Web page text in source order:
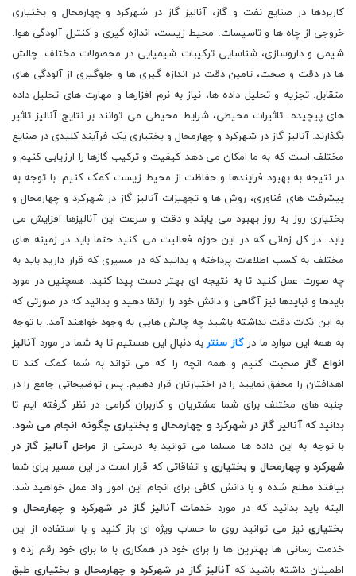
کاربردها در صنایع نفت و گاز، آنالیز گاز در شهرکرد و چهارمحال و بختیاری
خروجی از چاه ها و تاسیسات. محیط زیست، اندازه گیری و کنترل آلودگی هوا.
شیمی و داروسازی، شناسایی ترکیبات شیمیایی در محصولات مختلف. چالش
ها در دقت و صحت، تامین دقت در اندازه گیری ها و جلوگیری از آلودگی های
متقابل. تجزیه و تحلیل داده ها، نیاز به نرم افزارها و مهارت های تحلیل داده
های پیچیده. تاثیرات محیطی، شرایط محیطی می توانند بر نتایج آنالیز تاثیر
بگذارند. آنالیز گاز در شهرکرد و چهارمحال و بختیاری یک فرآیند کلیدی در صنایع
مختلف است که به ما امکان می دهد کیفیت و ترکیب گازها را ارزیابی کنیم و
در نتیجه به بهبود فرایندها و حفاظت از محیط زیست کمک کنیم. با توجه به
پیشرفت های فناوری، روش ها و تجهیزات آنالیز گاز در شهرکرد و چهارمحال و
بختیاری روز به روز بهبود می یابند و دقت و سرعت این آنالیزها افزایش می
یابد. در کل زمانی که در این حوزه فعالیت می کنید حتما باید در زمینه های
مختلف به کسب اطلاعات پرداخته و بدانید که در مسیری که قرار دارید باید به
چه صورت عمل کنید تا به نتیجه ای بهتر دست پیدا کنید. همچنین در مورد
بایدها و نبایدها نیز آگاهی و دانش خود را ارتقا دهید و بدانید که در صورتی که
به این نکات دقت نداشته باشید چه چالش هایی به وجود خواهند آمد. با توجه
به همه این موارد ما درگاز سنتر به دنبال این هستیم تا به شما در مورد آنالیز
انواع گاز صحبت کنیم و همه انچه را که می تواند به شما کمک کند تا
اهدافتان را محقق نمایید را در اختیارتان قرار دهیم. پس توضیحاتی جامع را در
جنبه های مختلف برای شما مشتریان و کاربران گرامی در نظر گرفته ایم تا
بدانید کهآنالیز گاز در شهرکرد و چهارمحال و بختیاری چگونه انجام می شود.
با توجه به این داده ها مسلما می توانید به درستی از مراحل آنالیز گاز در
شهرکرد و چهارمحال و بختیاریو اتفاقاتی که قرار است در این مسیر برای شما
بیافتد مطلع شده و با دانش کافی برای انجام این امور واد عمل خواهید شد.
البته باید بدانید که در مورد خدمات آنالیز گاز در شهرکرد و چهارمحال و
بختیاری نیز می توانید روی ما حساب ویژه ای باز کنید و با استفاده از این
خدمت رسانی ها بهترین ها را برای خود در همکاری با ما برای خود رقم زده و
اطمینان داشته باشید که آنالیز گاز در شهرکرد و چهارمحال و بختیاری طبق